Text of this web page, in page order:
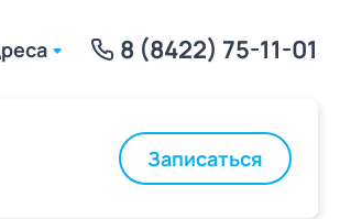
8 (8422) 75-11-01
Записаться